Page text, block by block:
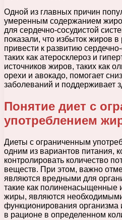
Одной из главных причин
умеренным содержанием
для сердечно-сосудистой
показали, что избыток жиров
привести к развитию
таких как атеросклероз и
источников жиров, таких как
орехи и авокадо, помогает
заболеваний и поддерживает
Понятие диет с
употреблением
Диеты с ограниченным
одним из вариантов питания,
контролировать количество
веществ. При этом, важно
являются вредными для
такие как
жиры, являются
функционирования организма
в рационе в определенном